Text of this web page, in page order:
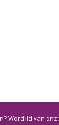
Word lid van